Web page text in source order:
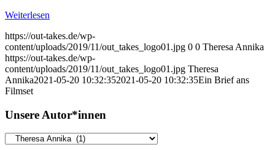
Weiterlesen
https://out-takes.de/wp-
content/uploads/2019/11/out_takes_logo01.jpg 0 0 Theresa Annika
https://out-takes.de/wp-
content/uploads/2019/11/out_takes_logo01.jpg Theresa
Annika2021-05-20 10:32:352021-05-20 10:32:35Ein Brief ans
Filmset
Unsere Autor*innen
Unsere